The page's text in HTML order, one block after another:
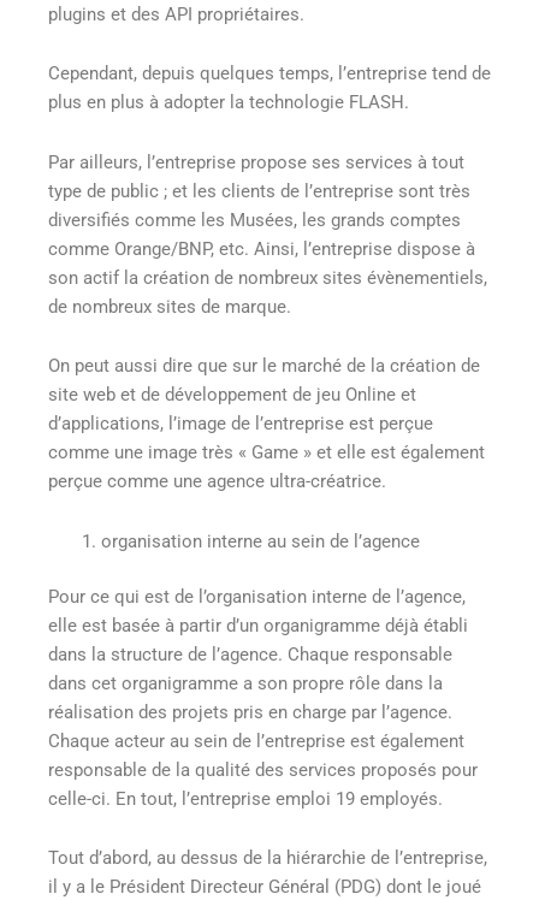
plugins et des API propriétaires.
Cependant, depuis quelques temps, l’entreprise tend de
plus en plus à adopter la technologie FLASH.
Par ailleurs, l’entreprise propose ses services à tout
type de public ; et les clients de l’entreprise sont très
diversifiés comme les Musées, les grands comptes
comme Orange/BNP, etc. Ainsi, l’entreprise dispose à
son actif la création de nombreux sites évènementiels,
de nombreux sites de marque.
On peut aussi dire que sur le marché de la création de
site web et de développement de jeu Online et
d’applications, l’image de l’entreprise est perçue
comme une image très « Game » et elle est également
perçue comme une agence ultra-créatrice.
organisation interne au sein de l’agence
Pour ce qui est de l’organisation interne de l’agence,
elle est basée à partir d’un organigramme déjà établi
dans la structure de l’agence. Chaque responsable
dans cet organigramme a son propre rôle dans la
réalisation des projets pris en charge par l’agence.
Chaque acteur au sein de l’entreprise est également
responsable de la qualité des services proposés pour
celle-ci. En tout, l’entreprise emploi 19 employés.
Tout d’abord, au dessus de la hiérarchie de l’entreprise,
il y a le Président Directeur Général (PDG) dont le joué